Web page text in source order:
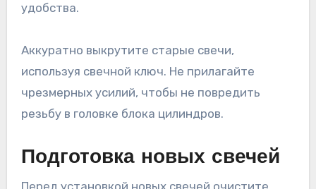
удобства.
Аккуратно выкрутите старые свечи,
используя свечной ключ. Не прилагайте
чрезмерных усилий, чтобы не повредить
резьбу в головке блока цилиндров.
Подготовка новых свечей
Перед установкой новых свечей очистите